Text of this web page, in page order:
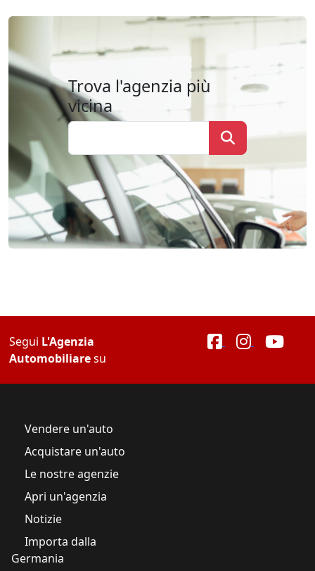
Trova l'agenzia più
vicina
Segui L'Agenzia
Automobiliaresu
Vendere un'auto
Acquistare un'auto
Le nostre agenzie
Apri un'agenzia
Notizie
Importa dalla
Germania